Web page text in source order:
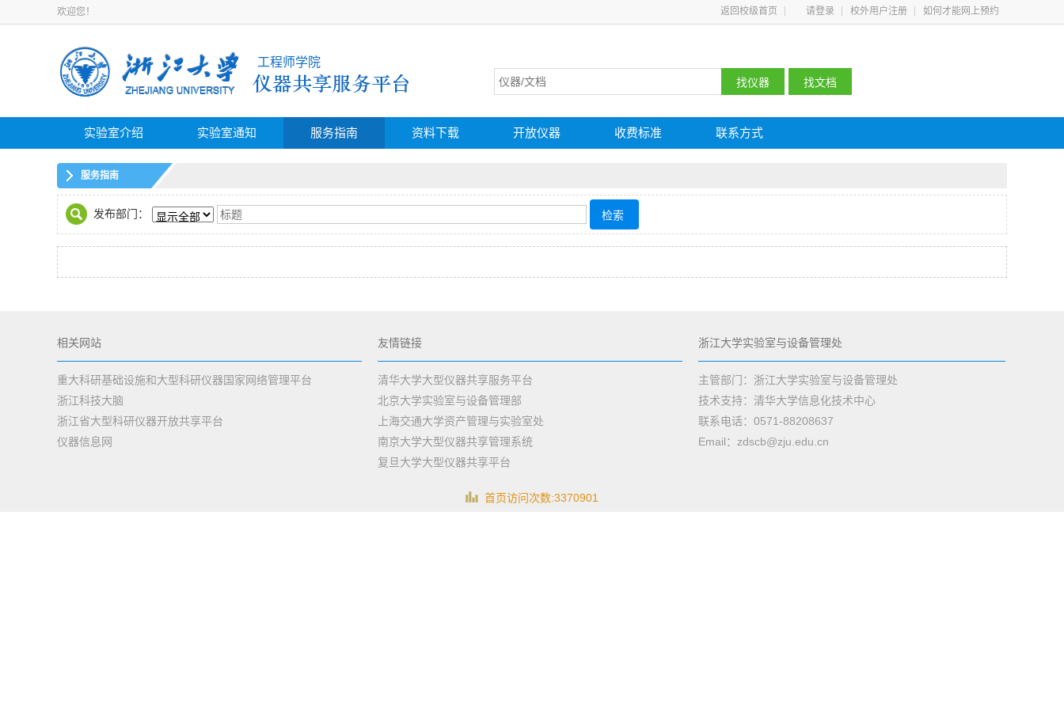
欢迎您！ 返回校级首页 请登录 校外用户注册 如何才能网上预约
工程师学院
实验室介绍 实验室通知 服务指南 资料下载 开放仪器 收费标准 联系方式
服务指南
发布部门：
相关网站
重大科研基础设施和大型科研仪器国家网络管理平台
浙江科技大脑
浙江省大型科研仪器开放共享平台
仪器信息网
友情链接
清华大学大型仪器共享服务平台
北京大学实验室与设备管理部
上海交通大学资产管理与实验室处
南京大学大型仪器共享管理系统
复旦大学大型仪器共享平台
浙江大学实验室与设备管理处
主管部门：浙江大学实验室与设备管理处
技术支持：清华大学信息化技术中心
联系电话：0571-88208637
Email：zdscb@zju.edu.cn
首页访问次数:3370901